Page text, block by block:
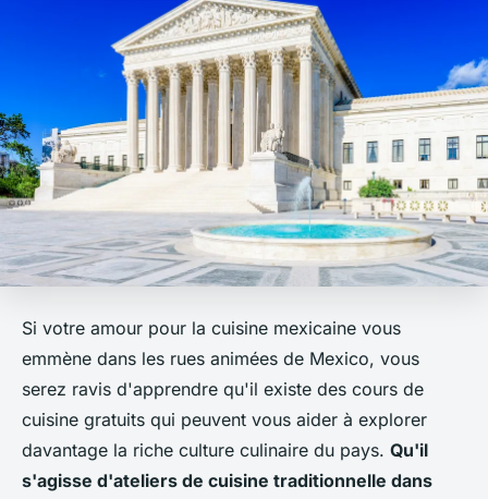
Si votre amour pour la cuisine mexicaine vous
emmène dans les rues animées de Mexico, vous
serez ravis d'apprendre qu'il existe des cours de
cuisine gratuits qui peuvent vous aider à explorer
davantage la riche culture culinaire du pays. Qu'il
s'agisse d'ateliers de cuisine traditionnelle dans